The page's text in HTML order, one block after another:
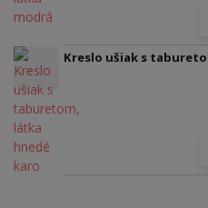
Kreslo ušiak s